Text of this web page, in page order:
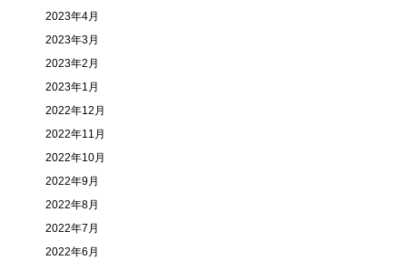
2023年4月
2023年3月
2023年2月
2023年1月
2022年12月
2022年11月
2022年10月
2022年9月
2022年8月
2022年7月
2022年6月